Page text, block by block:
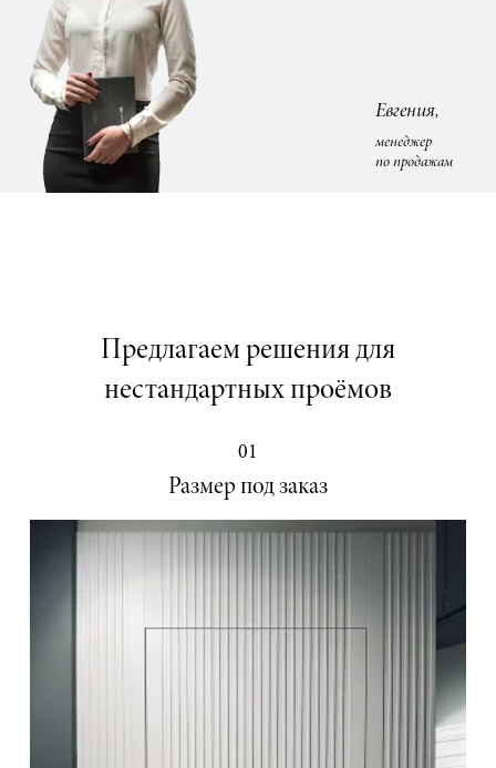
Евгения,
менеджер
по продажам
Предлагаем решения для
нестандартных проёмов
01
Размер под заказ